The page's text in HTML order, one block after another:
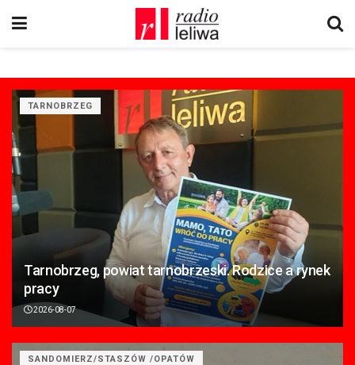
TARNOBRZEG
Tarnobrzeg, powiat tarnobrzeski. Rodzice a rynek
pracy
2026-08-07
SANDOMIERZ/STASZÓW /OPATÓW